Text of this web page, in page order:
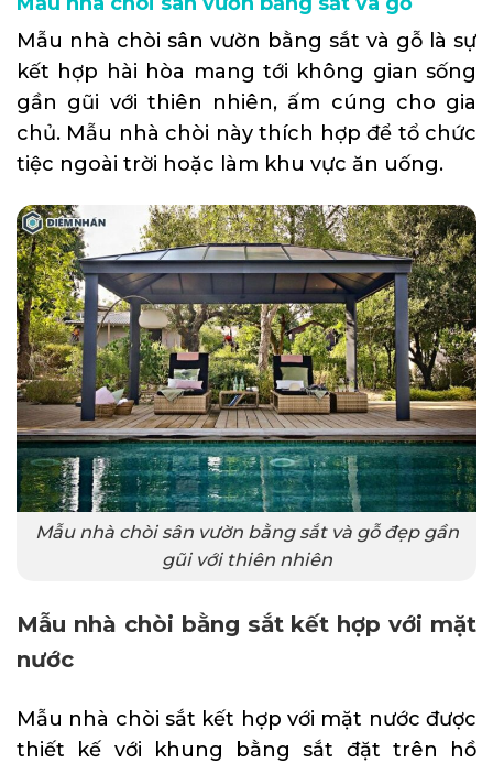
Mẫu nhà chòi sân vườn bằng sắt và gỗ là sự
kết hợp hài hòa mang tới không gian sống
gần gũi với thiên nhiên, ấm cúng cho gia
chủ. Mẫu nhà chòi này thích hợp để tổ chức
tiệc ngoài trời hoặc làm khu vực ăn uống.
Mẫu nhà chòi sân vườn bằng sắt và gỗ đẹp gần
gũi với thiên nhiên
Mẫu nhà chòi bằng sắt kết hợp với mặt
nước
Mẫu nhà chòi sắt kết hợp với mặt nước được
thiết kế với khung bằng sắt đặt trên hồ